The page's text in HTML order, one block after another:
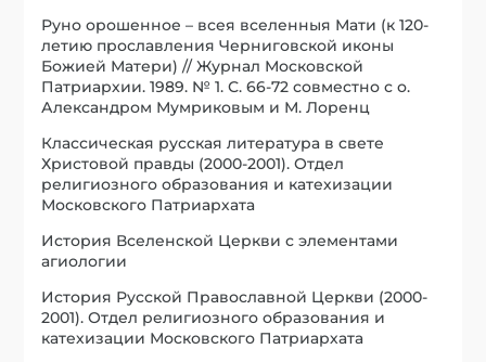
Руно орошенное – всея вселенныя Мати (к 120-
летию прославления Черниговской иконы
Божией Матери) // Журнал Московской
Патриархии. 1989. № 1. С. 66-72 совместно с о.
Александром Мумриковым и М. Лоренц
Классическая русская литература в свете
Христовой правды (2000-2001). Отдел
религиозного образования и катехизации
Московского Патриархата
История Вселенской Церкви с элементами
агиологии
История Русской Православной Церкви (2000-
2001). Отдел религиозного образования и
катехизации Московского Патриархата